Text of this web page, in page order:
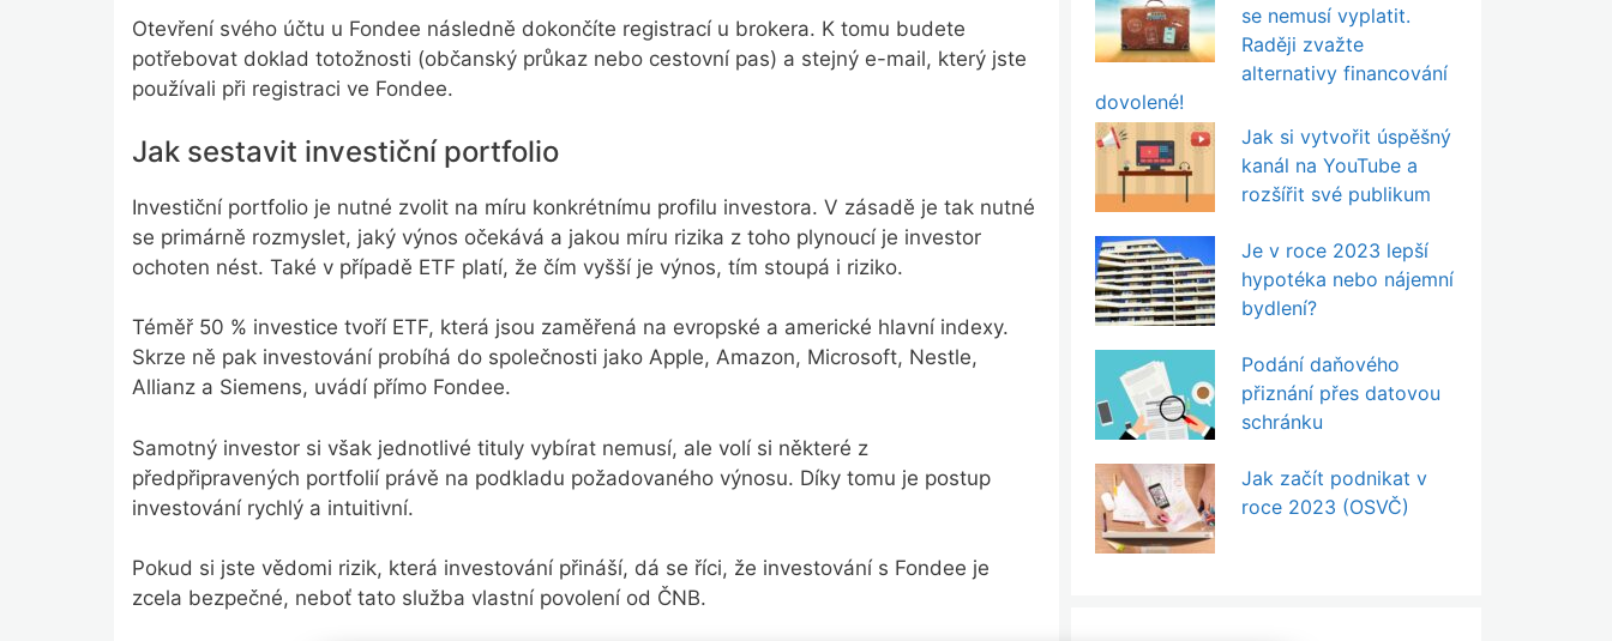
Otevření svého účtu u Fondee následně dokončíte registrací u brokera. K tomu budete
potřebovat doklad totožnosti (občanský průkaz nebo cestovní pas) a stejný e-mail, který jste
používali při registraci ve Fondee.
Jak sestavit investiční portfolio
Investiční portfolio je nutné zvolit na míru konkrétnímu profilu investora. V zásadě je tak nutné
se primárně rozmyslet, jaký výnos očekává a jakou míru rizika z toho plynoucí je investor
ochoten nést. Také v případě ETF platí, že čím vyšší je výnos, tím stoupá i riziko.
Téměř 50 % investice tvoří ETF, která jsou zaměřená na evropské a americké hlavní indexy.
Skrze ně pak investování probíhá do společnosti jako Apple, Amazon, Microsoft, Nestle,
Allianz a Siemens, uvádí přímo Fondee.
Samotný investor si však jednotlivé tituly vybírat nemusí, ale volí si některé z
předpřipravených portfolií právě na podkladu požadovaného výnosu. Díky tomu je postup
investování rychlý a intuitivní.
Pokud si jste vědomi rizik, která investování přináší, dá se říci, že investování s Fondee je
zcela bezpečné, neboť tato služba vlastní povolení od ČNB.
se nemusí vyplatit.
Raději zvažte
alternativy financování
dovolené!
Jak si vytvořit úspěšný
kanál na YouTube a
rozšířit své publikum
Je v roce 2023 lepší
hypotéka nebo nájemní
bydlení?
Podání daňového
přiznání přes datovou
schránku
Jak začít podnikat v
roce 2023 (OSVČ)